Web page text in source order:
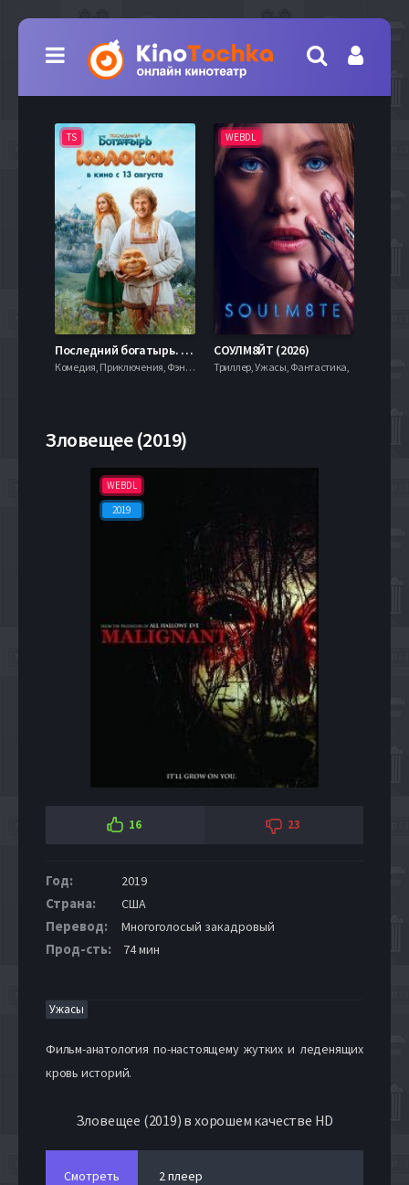
TS
Последний богатырь. Колобок (2026)
Комедия, Приключения, Фэнтези,
WEBDL
СОУЛМ8ЙТ (2026)
Триллер, Ужасы, Фантастика,
Зловещее (2019)
WEBDL
2019
16 23
Год: 2019
Страна: США
Перевод: Многоголосый закадровый
Прод-сть: 74 мин
Ужасы
Фильм-анатология по-настоящему жутких и леденящих
кровь историй.
Зловещее (2019) в хорошем качестве HD
Смотреть 2 плеер